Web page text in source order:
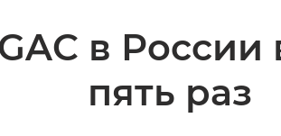
в
пять раз